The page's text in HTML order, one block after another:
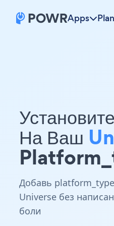
Apps
На Ваш
Добавь
Universe без
боли